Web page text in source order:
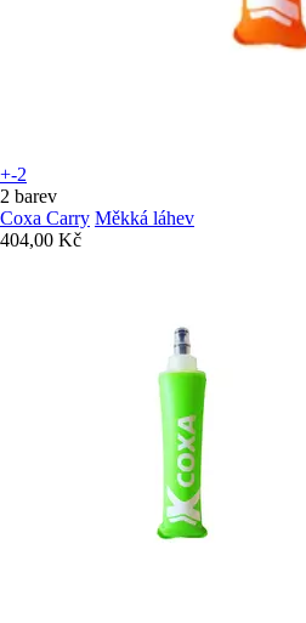
+-2
2 barev
Coxa Carry Měkká láhev
404,00 Kč